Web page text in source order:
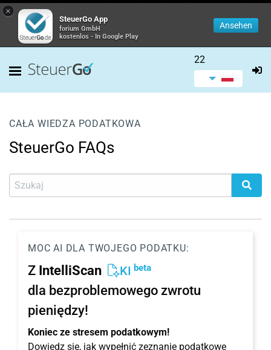
×
SteuerGo App
forium GmbH
kostenlos - In Google Play
Ansehen
22
CAŁA WIEDZA PODATKOWA
SteuerGo FAQs
MOC AI DLA TWOJEGO PODATKU:
Z IntelliScan KI beta
dla bezproblemowego zwrotu
pieniędzy!
Koniec ze stresem podatkowym!
Dowiedz się, jak wypełnić zeznanie podatkowe